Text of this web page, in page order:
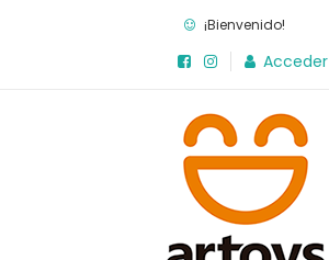
¡Bienvenido!
Acceder